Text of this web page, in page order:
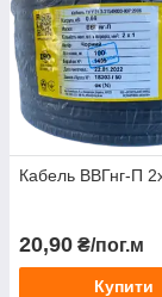
Кабель ВВГнг-П
20,90 ₴/пог.м
Купити